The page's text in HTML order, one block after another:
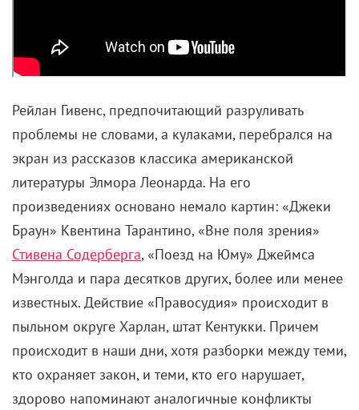
проблемы не словами, а кулаками, перебрался на
экран из рассказов классика американской
литературы Элмора Леонарда. На его
произведениях основано немало картин: «Джеки
Браун» Квентина Тарантино, «Вне поля зрения»
Стивена Содерберга, «Поезд на Юму» Джеймса
Мэнголда и пара десятков других, более или менее
известных. Действие «Правосудия» происходит в
пыльном округе Харлан, штат Кентукки. Причем
происходит в наши дни, хотя разборки между теми,
кто охраняет закон, и теми, кто его нарушает,
здорово напоминают аналогичные конфликты
времен Дикого Запада.